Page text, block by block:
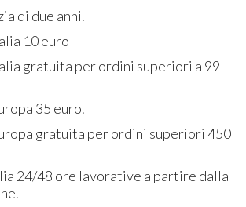
di due anni.
10 euro
gratuita per ordini superiori a 99
35 euro.
gratuita per ordini superiori 450
24/48 ore lavorative a partire dalla